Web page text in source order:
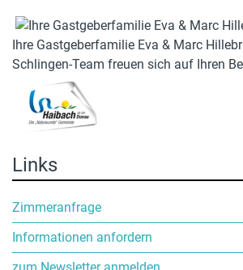
Ihre Gastgeberfamilie Eva & Marc
Schlingen-Team freuen sich auf Ihren
Links
Zimmeranfrage
Informationen anfordern
zum Newsletter anmelden